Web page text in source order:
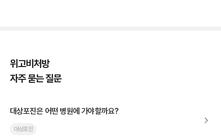
위고비처방
자주 묻는 질문
대상포진은 어떤 병원에 가야할까요?
대상포진